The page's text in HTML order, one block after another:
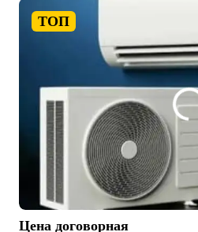
ТОП
Цена договорная